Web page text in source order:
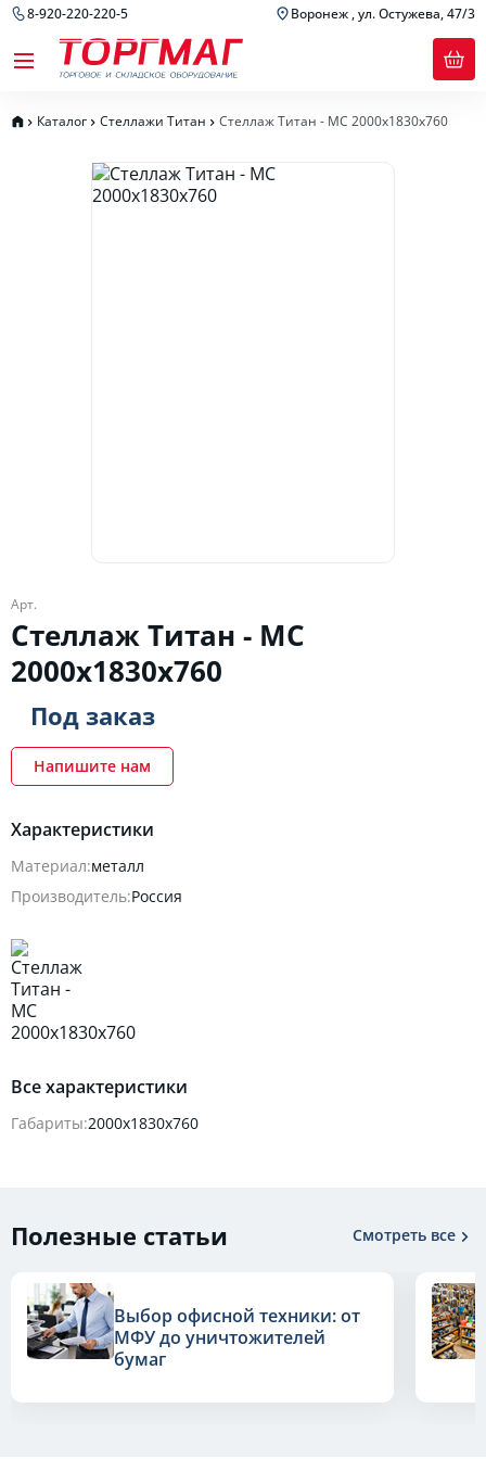
8-920-220-220-5 Воронеж , ул. Остужева, 47/3
Каталог Стеллажи Титан Стеллаж Титан - МС 2000х1830х760
Арт.
Стеллаж Титан - МС
2000х1830х760
Характеристики
Материал:металл
Производитель:Россия
Под заказ
Напишите нам
Все характеристики
Габариты:2000х1830х760
Полезные статьи Смотреть все
Выбор офисной техники: от
МФУ до уничтожителей
бумаг